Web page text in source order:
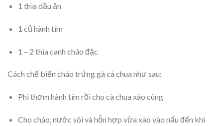
1 thìa dầu ăn
1 củ hành tím
1 – 2 thìa canh cháo đặc
Cách chế biến cháo trứng gà cà chua như sau:
Phi thơm hành tím rồi cho cà chua xào cùng
Cho cháo, nước sôi và hỗn hợp vừa xào vào nấu đến khi